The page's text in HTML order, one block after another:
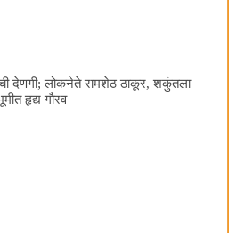
देणगी; लोकनेते रामशेठ ठाकूर, शकुंतला
हृद्य गौरव